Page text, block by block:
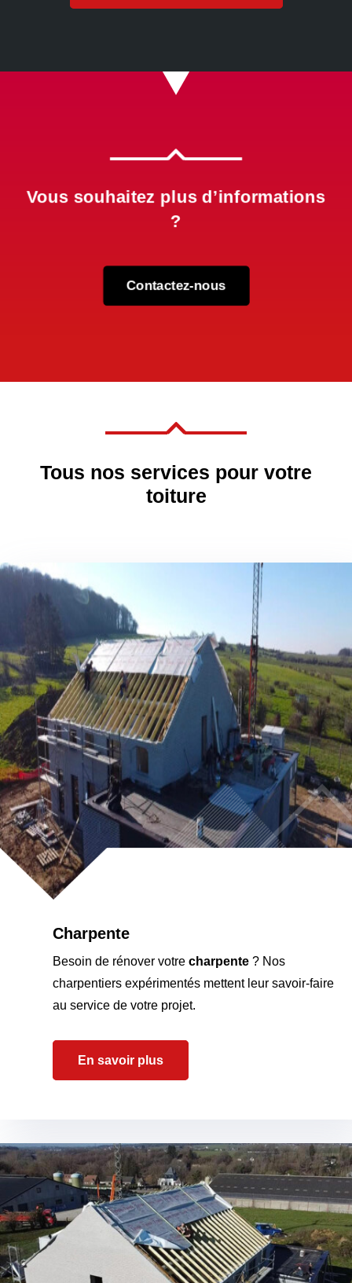

Vous souhaitez plus d’informations
?
Contactez-nous

Tous nos services pour votre
toiture
Charpente
Besoin de rénover votrecharpente ? Nos
charpentiers expérimentés mettent leur savoir-faire
au service de votre projet.
En savoir plus